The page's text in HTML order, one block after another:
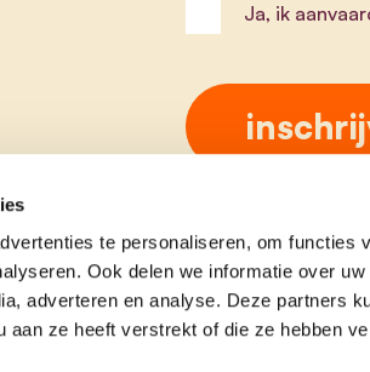
te personaliseren, om functies
Ook delen we informatie over
adverteren en analyse. Deze partners
aan ze heeft verstrekt of die ze hebben
Ja, ik